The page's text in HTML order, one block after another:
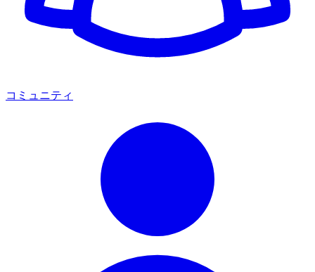
コミュニティ